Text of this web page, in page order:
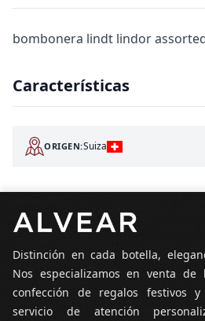
bombonera lindt lindor
Características
ORIGEN:Suiza
Distinción en cada botella,
Nos especializamos en venta de
confección de regalos festivos
servicio de atención